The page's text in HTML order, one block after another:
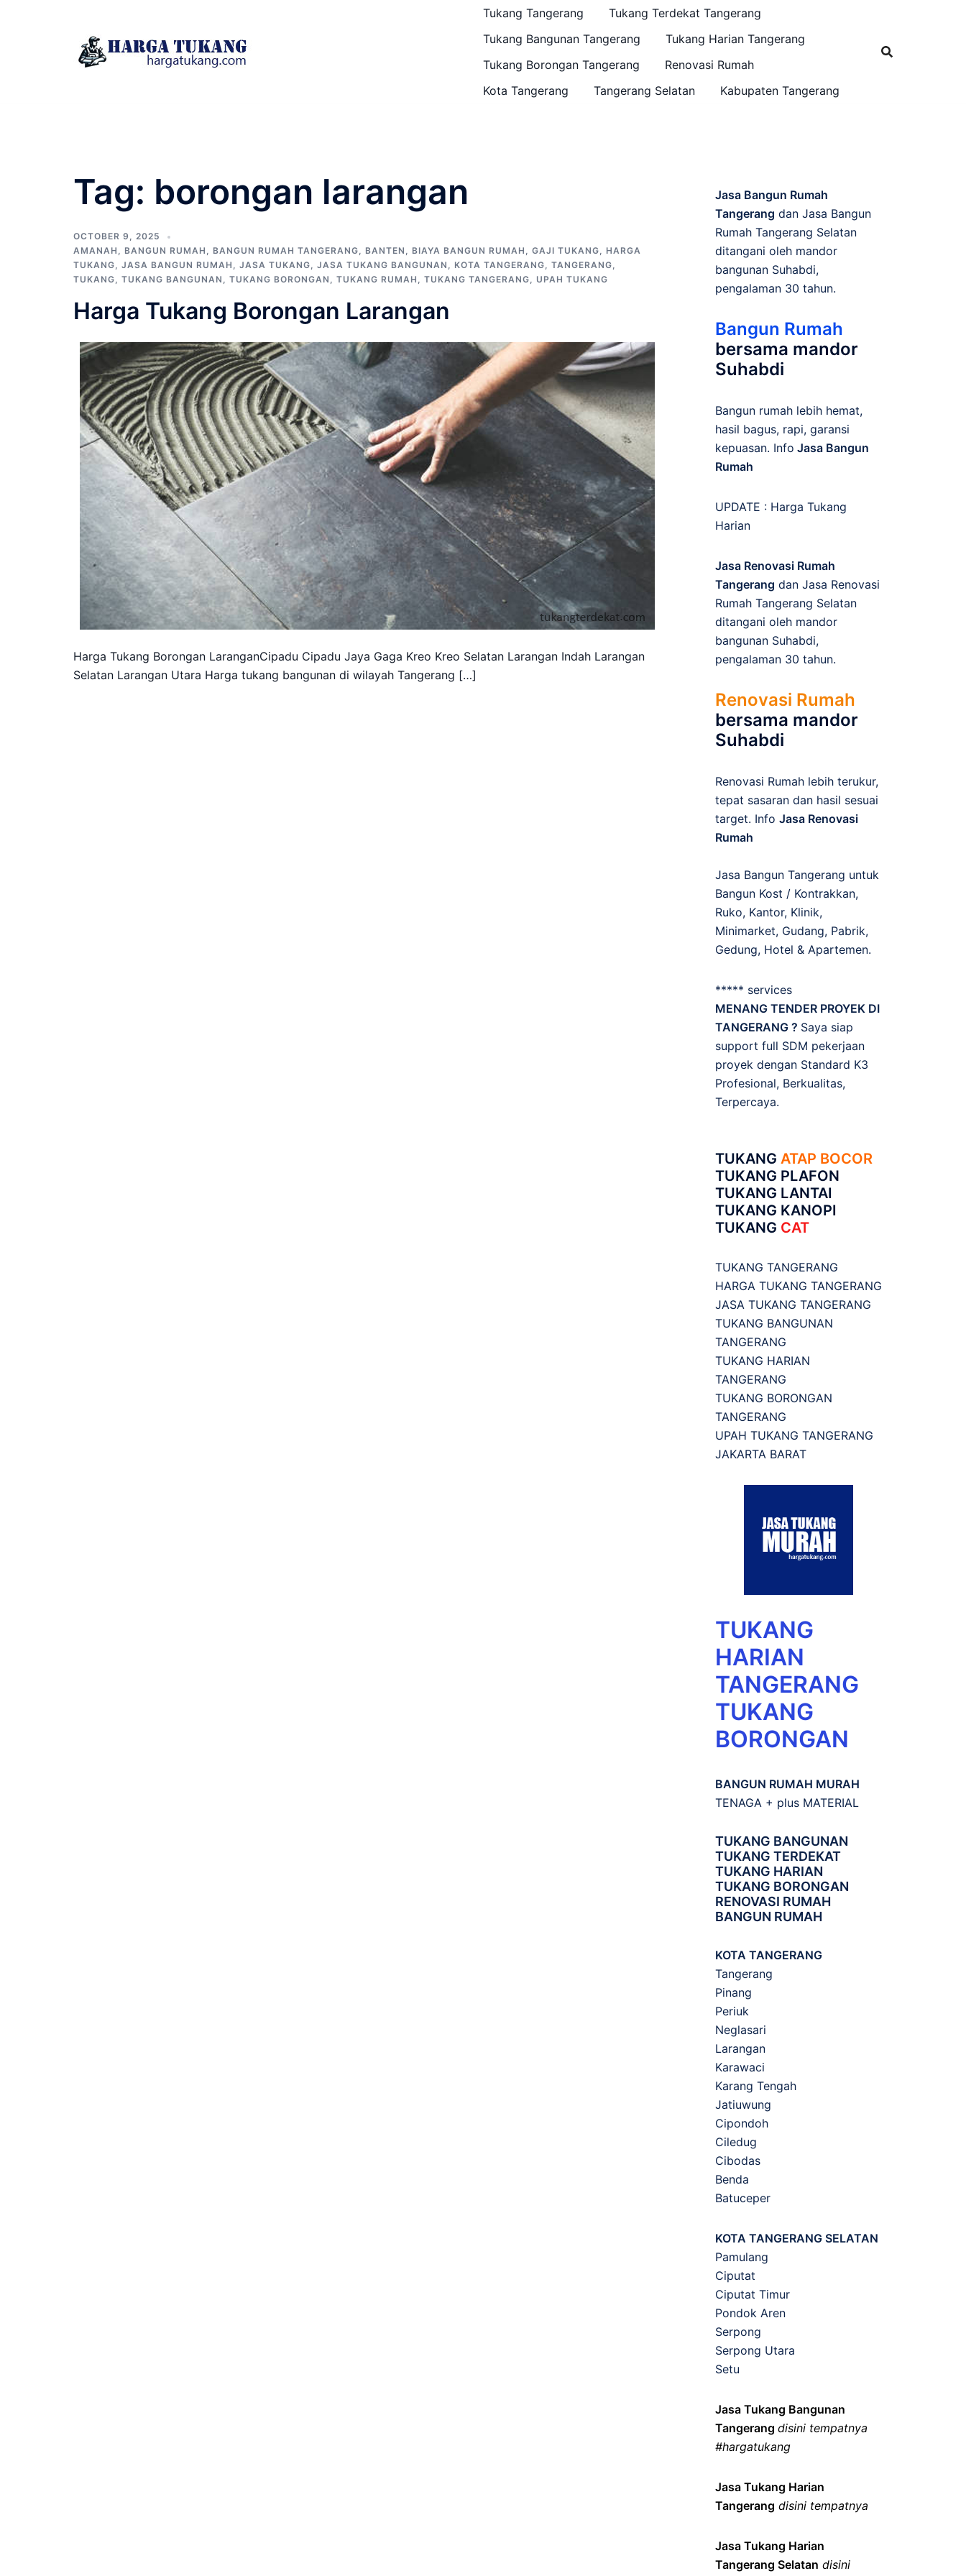
Tukang Tangerang
Tukang Terdekat Tangerang
Tukang Bangunan Tangerang
Tukang Harian Tangerang
Tukang Borongan Tangerang
Renovasi Rumah
Kota Tangerang
Tangerang Selatan Kabupaten Tangerang
Tag: borongan larangan
OCTOBER 9, 2025
AMANAH , BANGUN RUMAH , BANGUN RUMAH TANGERANG, BANTEN , BIAYA BANGUN RUMAH , GAJI TUKANG, HARGA
TUKANG, JASA BANGUN RUMAH , JASA TUKANG, JASA TUKANG BANGUNAN , KOTA TANGERANG, TANGERANG,
TUKANG, TUKANG BANGUNAN , TUKANG BORONGAN , TUKANG RUMAH , TUKANG TANGERANG, UPAH TUKANG
Harga Tukang Borongan Larangan
Harga Tukang Borongan LaranganCipadu Cipadu Jaya Gaga Kreo Kreo Selatan Larangan Indah Larangan
Selatan Larangan Utara Harga tukang bangunan di wilayah Tangerang […]
Jasa Bangun Rumah
Tangerang dan Jasa Bangun
Rumah Tangerang Selatan
ditangani oleh mandor
bangunan Suhabdi,
pengalaman 30 tahun.
Bangun Rumah
bersama mandor
Suhabdi
Bangun rumah lebih hemat,
hasil bagus, rapi, garansi
kepuasan. Info Jasa Bangun
Rumah
UPDATE : Harga Tukang
Harian
Jasa Renovasi Rumah
Tangerang dan Jasa Renovasi
Rumah Tangerang Selatan
ditangani oleh mandor
bangunan Suhabdi,
pengalaman 30 tahun.
Renovasi Rumah
bersama mandor
Suhabdi
Renovasi Rumah lebih terukur,
tepat sasaran dan hasil sesuai
target. Info Jasa Renovasi
Rumah
Jasa Bangun Tangerang untuk
Bangun Kost / Kontrakkan,
Ruko, Kantor, Klinik,
Minimarket, Gudang, Pabrik,
Gedung, Hotel & Apartemen.
***** services
MENANG TENDER PROYEK DI
TANGERANG ? Saya siap
support full SDM pekerjaan
proyek dengan Standard K3
Profesional, Berkualitas,
Terpercaya.
TUKANG ATAP BOCOR
TUKANG PLAFON
TUKANG LANTAI
TUKANG KANOPI
TUKANG CAT
TUKANG TANGERANG
HARGA TUKANG TANGERANG
JASA TUKANG TANGERANG
TUKANG BANGUNAN
TANGERANG
TUKANG HARIAN
TANGERANG
TUKANG BORONGAN
TANGERANG
UPAH TUKANG TANGERANG
JAKARTA BARAT
TUKANG
HARIAN
TANGERANG
TUKANG
BORONGAN
BANGUN RUMAH MURAH
TENAGA + plus MATERIAL
TUKANG BANGUNAN
TUKANG TERDEKAT
TUKANG HARIAN
TUKANG BORONGAN
RENOVASI RUMAH
BANGUN RUMAH
KOTA TANGERANG
Tangerang
Pinang
Periuk
Neglasari
Larangan
Karawaci
Karang Tengah
Jatiuwung
Cipondoh
Ciledug
Cibodas
Benda
Batuceper
KOTA TANGERANG SELATAN
Pamulang
Ciputat
Ciputat Timur
Pondok Aren
Serpong
Serpong Utara
Setu
Jasa Tukang Bangunan
Tangerang disini tempatnya
#hargatukang
Jasa Tukang Harian
Tangerang disini tempatnya
Jasa Tukang Harian
Tangerang Selatan disini